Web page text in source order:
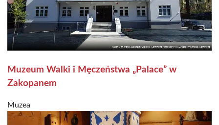
Muzeum Walki i Męczeństwa „Palace” w
Zakopanem
Muzea